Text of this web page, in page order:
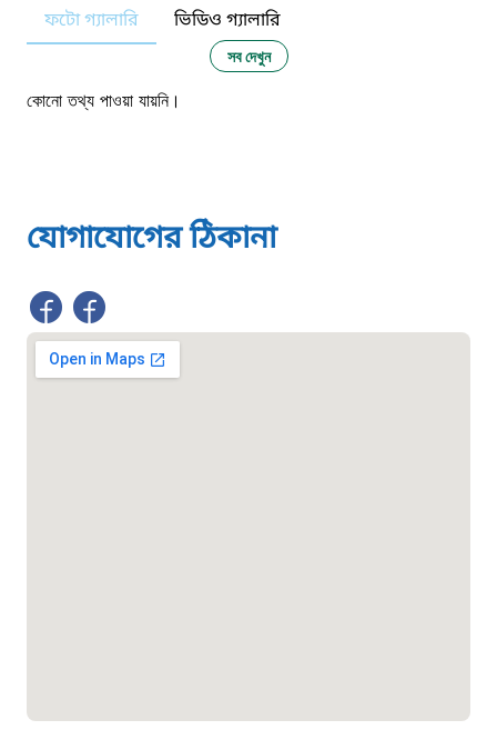
নারী ও শিশু নির্যাতন প্রতিরোধ
১০৬
১০২
১৬১২২
ফটো গ্যালারি ভিডিও গ্যালারি
সব দেখুন
কোনো তথ্য পাওয়া যায়নি।
যোগাযোগের ঠিকানা